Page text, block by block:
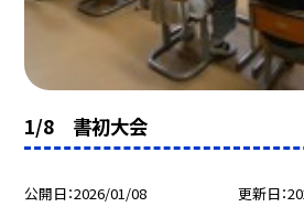
1/8 書初大会
公開日 2026/01/08 更新日